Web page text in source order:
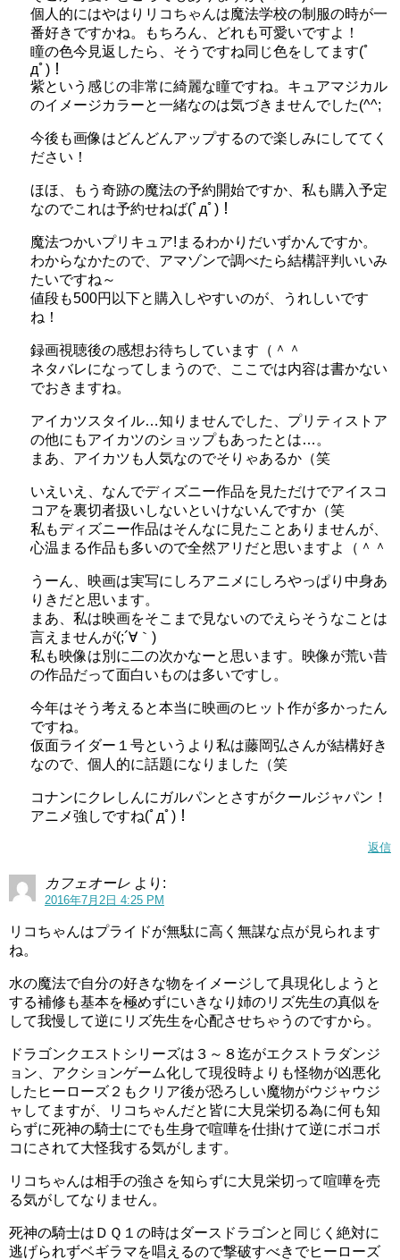
個人的にはやはりリコちゃんは魔法学校の制服の時が一
番好きですかね。もちろん、どれも可愛いですよ！
瞳の色今見返したら、そうですね同じ色をしてます(ﾟ
дﾟ)！
紫という感じの非常に綺麗な瞳ですね。キュアマジカル
のイメージカラーと一緒なのは気づきませんでした(^^;
今後も画像はどんどんアップするので楽しみにしててく
ださい！
ほほ、もう奇跡の魔法の予約開始ですか、私も購入予定
なのでこれは予約せねば(ﾟдﾟ)！
魔法つかいプリキュア!まるわかりだいずかんですか。
わからなかたので、アマゾンで調べたら結構評判いいみ
たいですね～
値段も500円以下と購入しやすいのが、うれしいです
ね！
録画視聴後の感想お待ちしています（＾＾
ネタバレになってしまうので、ここでは内容は書かない
でおきますね。
アイカツスタイル…知りませんでした、プリティストア
の他にもアイカツのショップもあったとは…。
まあ、アイカツも人気なのでそりゃあるか（笑
いえいえ、なんでディズニー作品を見ただけでアイスコ
コアを裏切者扱いしないといけないんですか（笑
私もディズニー作品はそんなに見たことありませんが、
心温まる作品も多いので全然アリだと思いますよ（＾＾
うーん、映画は実写にしろアニメにしろやっぱり中身あ
りきだと思います。
まあ、私は映画をそこまで見ないのでえらそうなことは
言えませんが(;´∀｀)
私も映像は別に二の次かなーと思います。映像が荒い昔
の作品だって面白いものは多いですし。
今年はそう考えると本当に映画のヒット作が多かったん
ですね。
仮面ライダー１号というより私は藤岡弘さんが結構好き
なので、個人的に話題になりました（笑
コナンにクレしんにガルパンとさすがクールジャパン！
アニメ強しですね(ﾟдﾟ)！
返信
カフェオーレ より:
2016年7月2日 4:25 PM
リコちゃんはプライドが無駄に高く無謀な点が見られます
ね。
水の魔法で自分の好きな物をイメージして具現化しようと
する補修も基本を極めずにいきなり姉のリズ先生の真似を
して我慢して逆にリズ先生を心配させちゃうのですから。
ドラゴンクエストシリーズは３～８迄がエクストラダンジ
ョン、アクションゲーム化して現役時よりも怪物が凶悪化
したヒーローズ２もクリア後が恐ろしい魔物がウジャウジ
ャしてますが、リコちゃんだと皆に大見栄切る為に何も知
らずに死神の騎士にでも生身で喧嘩を仕掛けて逆にボコボ
コにされて大怪我する気がします。
リコちゃんは相手の強さを知らずに大見栄切って喧嘩を売
る気がしてなりません。
死神の騎士はＤＱ１の時はダースドラゴンと同じく絶対に
逃げられずベギラマを唱えるので撃破すべきでヒーローズ